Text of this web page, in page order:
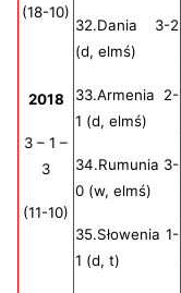
(18-10)
2018
3 – 1 –
3
(11-10)
32.Dania 3-2
(d, elmś)
33.Armenia 2-
1 (d, elmś)
34.Rumunia 3-
0 (w, elmś)
35.Słowenia 1-
1 (d, t)